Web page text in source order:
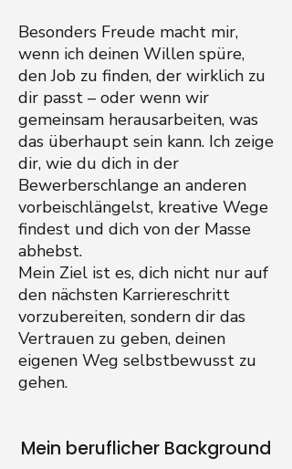
Besonders Freude macht mir,
wenn ich deinen Willen spüre,
den Job zu finden, der wirklich zu
dir passt – oder wenn wir
gemeinsam herausarbeiten, was
das überhaupt sein kann. Ich zeige
dir, wie du dich in der
Bewerberschlange an anderen
vorbeischlängelst, kreative Wege
findest und dich von der Masse
abhebst.
Mein Ziel ist es, dich nicht nur auf
den nächsten Karriereschritt
vorzubereiten, sondern dir das
Vertrauen zu geben, deinen
eigenen Weg selbstbewusst zu
gehen.
Mein beruflicher Background